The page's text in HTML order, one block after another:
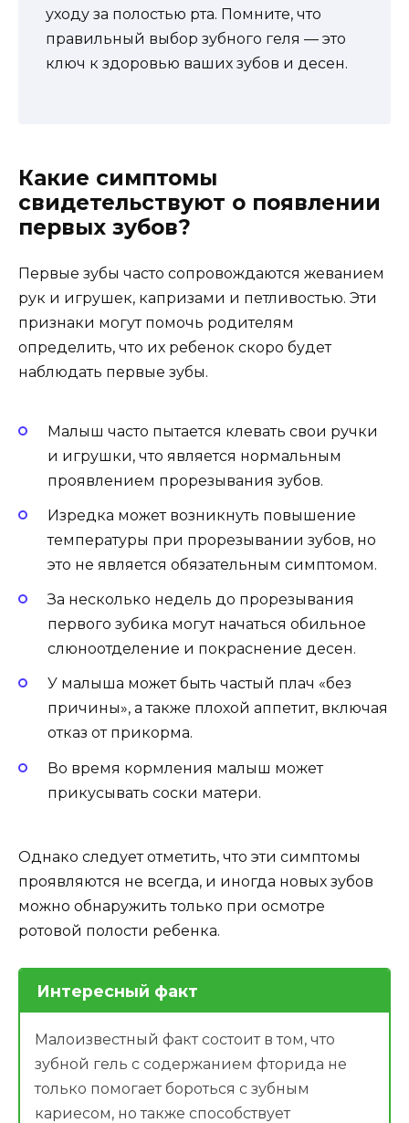
уходу за полостью рта. Помните, что
правильный выбор зубного геля — это
ключ к здоровью ваших зубов и десен.
Какие симптомы
свидетельствуют о появлении
первых зубов?
Первые зубы часто сопровождаются жеванием
рук и игрушек, капризами и петливостью. Эти
признаки могут помочь родителям
определить, что их ребенок скоро будет
наблюдать первые зубы.
Малыш часто пытается клевать свои ручки
и игрушки, что является нормальным
проявлением прорезывания зубов.
Изредка может возникнуть повышение
температуры при прорезывании зубов, но
это не является обязательным симптомом.
За несколько недель до прорезывания
первого зубика могут начаться обильное
слюноотделение и покраснение десен.
У малыша может быть частый плач «без
причины», а также плохой аппетит, включая
отказ от прикорма.
Во время кормления малыш может
прикусывать соски матери.
Однако следует отметить, что эти симптомы
проявляются не всегда, и иногда новых зубов
можно обнаружить только при осмотре
ротовой полости ребенка.
Интересный факт
Малоизвестный факт состоит в том, что
зубной гель с содержанием фторида не
только помогает бороться с зубным
кариесом, но также способствует